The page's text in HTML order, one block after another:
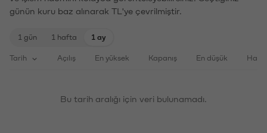
günün kuru baz alınarak TL'ye çevrilmiştir.
1 gün 1 hafta 1 ay
Tarih Açılış En yüksek Kapanış En düşük
Bu tarih aralığı için veri bulunamadı.